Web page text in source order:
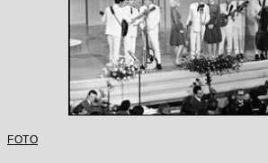
FOTO